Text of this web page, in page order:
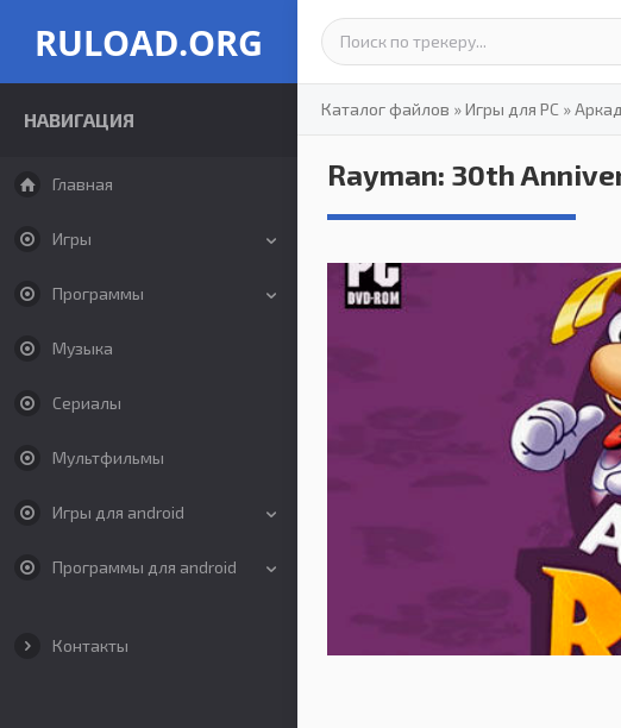
RULOAD.ORG
НАВИГАЦИЯ
Главная
Игры
Программы
Музыка
Сериалы
Мультфильмы
Игры для android
Программы для android
Контакты
Каталог файлов »Игры для PC »
Rayman: 30th